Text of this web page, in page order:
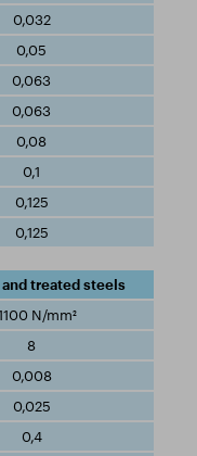
0,032
0,05
0,063
0,063
0,08
0,1
0,125
0,125
and treated steels
N/mm²
8
0,008
0,025
0,4